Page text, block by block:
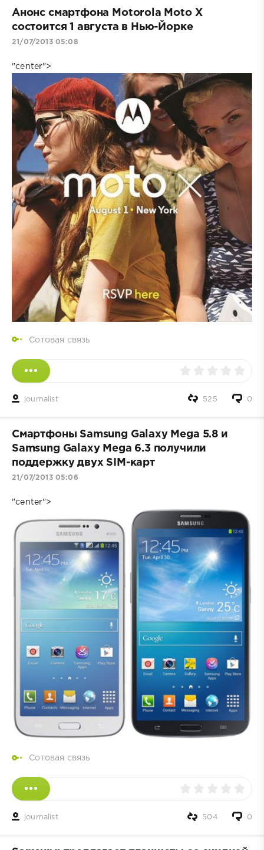
Анонс смартфона Motorola Moto X
состоится 1 августа в Нью-Йорке
21/07/2013 05:08
"center">
Сотовая связь
journalist 0
525
Смартфоны Samsung Galaxy Mega 5.8 и
Samsung Galaxy Mega 6.3 получили
поддержку двух SIM-карт
21/07/2013 05:06
"center">
Сотовая связь
journalist 0
504